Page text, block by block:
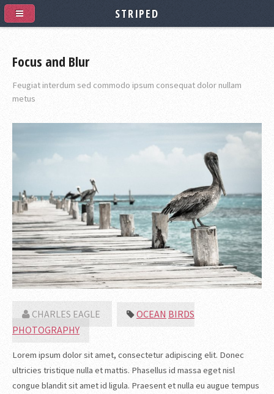
Focus and Blur
Feugiat interdum sed commodo ipsum consequat dolor nullam
metus
CHARLES EAGLE OCEAN BIRDS
PHOTOGRAPHY
Lorem ipsum dolor sit amet, consectetur adipiscing elit. Donec
ultricies tristique nulla et mattis. Phasellus id massa eget nisl
congue blandit sit amet id ligula. Praesent et nulla eu augue tempus
STRIPED